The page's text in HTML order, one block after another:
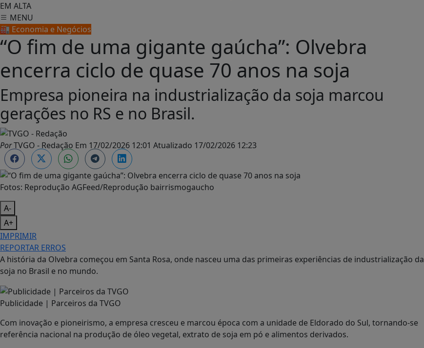
EM ALTA
MENU
🏭 Economia e Negócios
“O fim de uma gigante gaúcha”: Olvebra
encerra ciclo de quase 70 anos na soja
Empresa pioneira na industrialização da soja marcou
gerações no RS e no Brasil.
PorTVGO - Redação Em 17/02/2026 12:01 Atualizado 17/02/2026 12:23
Fotos: Reprodução AGFeed/Reprodução bairrismogaucho
A-
A+
IMPRIMIR
REPORTAR ERROS
A história da Olvebra começou em Santa Rosa, onde nasceu uma das primeiras experiências de industrialização da
soja no Brasil e no mundo.
Publicidade | Parceiros da TVGO
Com inovação e pioneirismo, a empresa cresceu e marcou época com a unidade de Eldorado do Sul, tornando-se
referência nacional na produção de óleo vegetal, extrato de soja em pó e alimentos derivados.